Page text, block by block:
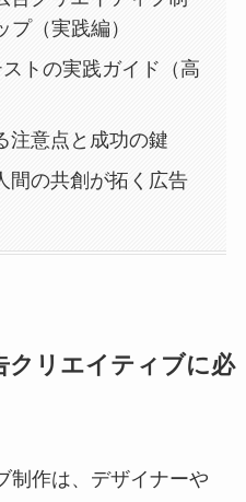
（実践編）
トの実践ガイド（高
注意点と成功の鍵
の共創が拓く広告
クリエイティブに必
制作は、デザイナーや